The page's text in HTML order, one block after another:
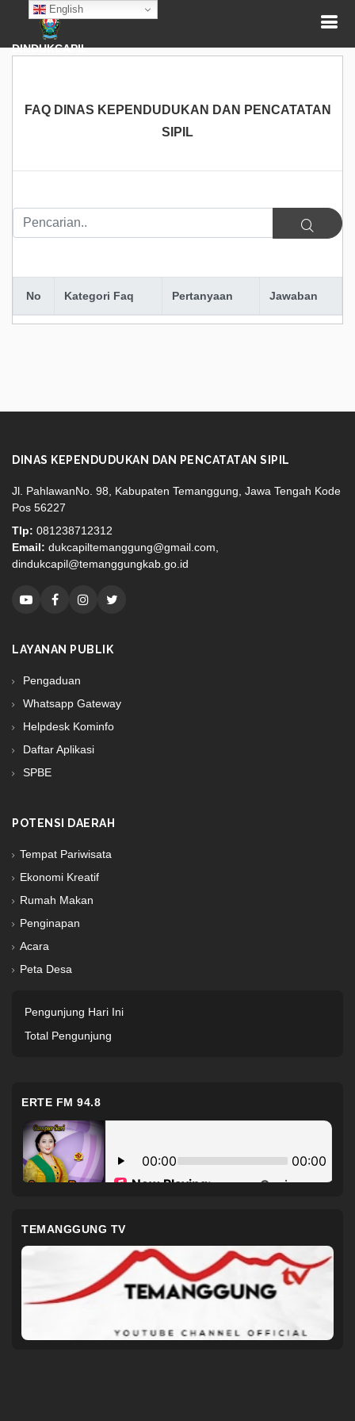
English
DINDUKCAPIL
FAQ DINAS KEPENDUDUKAN DAN PENCATATAN
SIPIL
No Kategori Faq Pertanyaan Jawaban
DINAS KEPENDUDUKAN DAN PENCATATAN SIPIL
Jl. PahlawanNo. 98, Kabupaten Temanggung, Jawa Tengah Kode
Pos 56227
Tlp: 081238712312
Email: dukcapiltemanggung@gmail.com,
dindukcapil@temanggungkab.go.id
LAYANAN PUBLIK
Pengaduan
Whatsapp Gateway
Helpdesk Kominfo
Daftar Aplikasi
SPBE
POTENSI DAERAH
Tempat Pariwisata
Ekonomi Kreatif
Rumah Makan
Penginapan
Acara
Peta Desa
Pengunjung Hari Ini
Total Pengunjung
ERTE FM 94.8
TEMANGGUNG TV